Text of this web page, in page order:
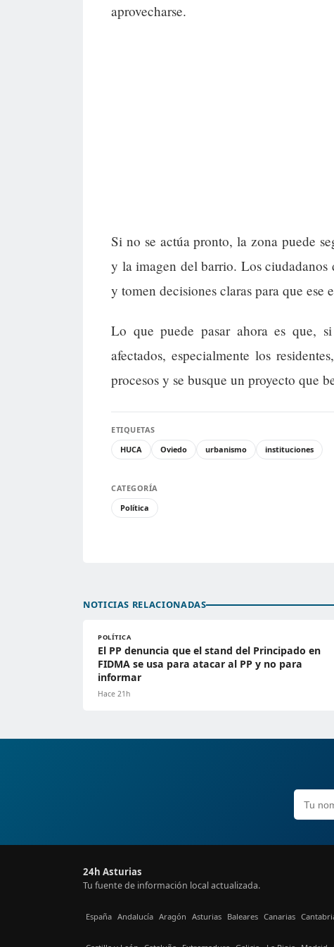
aprovecharse.
Si no se actúa pronto, la zona puede
y la imagen del barrio. Los ciudadanos
y tomen decisiones claras para que ese
Lo que puede pasar ahora es que,
afectados, especialmente los
procesos y se busque un proyecto que
ETIQUETAS
HUCA
Oviedo urbanismo instituciones
CATEGORÍA
Política
NOTICIAS RELACIONADAS
POLÍTICA
El PP denuncia que el stand del Principado en
FIDMA se usa para atacar al PP y no para
informar
Hace 21h
24h Asturias
Tu fuente de información local actualizada.
España Andalucía Aragón Asturias Baleares Canarias